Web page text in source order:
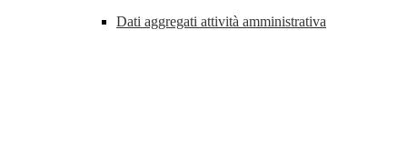
Dati aggregati attività amministrativa